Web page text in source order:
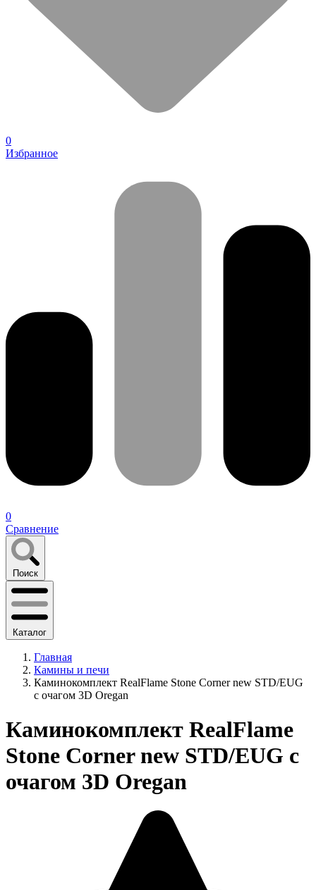
0
Избранное
0
Сравнение
Поиск
Каталог
Главная
Камины и печи
Каминокомплект RealFlame Stone Corner new STD/EUG
с очагом 3D Oregan
Каминокомплект RealFlame
Stone Corner new STD/EUG с
очагом 3D Oregan